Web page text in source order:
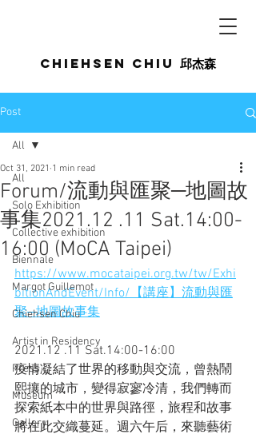
Chiehsen CHIU 邱杰森
Post
All
Solo Exhibition
Collective exhibition
Biennale
Margot Guillemot
Chiehsen Chiu
Artist in Residency
Press
Museum
Gallery
All
Forum/流動與匯聚─地圖故
事集2021.12 .11 Sat.14:00-
16:00 (MoCA Taipei)
Oct 31, 2021 1 min read
https://www.mocataipei.org.tw/tw/Exhi
bitionAndEvent/Info/【講座】流動與匯
聚─地圖故事集
2021.12 .11 Sat.14:00-16:00
疫情凝結了世界的移動與交流，曾熱鬧
熙攘的城市，變得寂寥冷清，我們轉而
探索紙本中的世界與路徑，旅程和故事
將在此交織蔓延。週六午后，來聽藝術